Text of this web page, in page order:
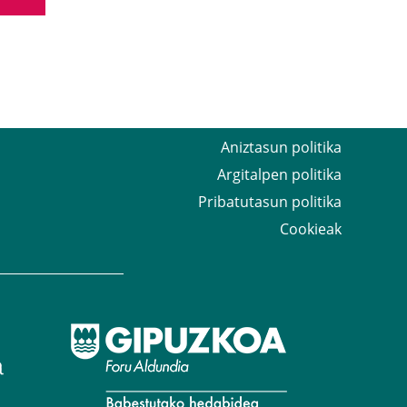
Aniztasun politika
Argitalpen politika
Pribatutasun politika
Cookieak